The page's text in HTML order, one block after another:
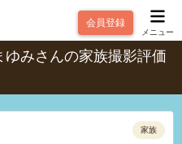
会員登録
メニュー
みさんの家族撮影評価
家族